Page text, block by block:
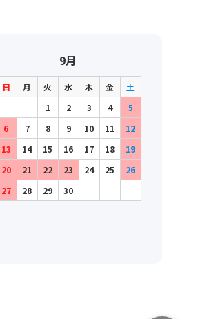
9月
日 月 火 水 木 金
土
1
2 3 4
5
6
7 8 9 10 11
12
13
14 15 16 17 18
19
20
21 22 23 24 25
26
27
28 29 30